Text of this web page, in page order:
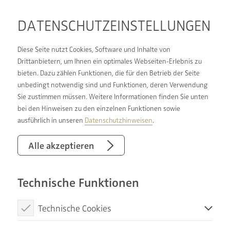
DATENSCHUTZ­EINSTELLUNGEN
Diese Seite nutzt Cookies, Software und Inhalte von
Drittanbietern, um Ihnen ein optimales Webseiten-Erlebnis zu
bieten. Dazu zählen Funktionen, die für den Betrieb der Seite
unbedingt notwendig sind und Funktionen, deren Verwendung
Sie zustimmen müssen. Weitere Informationen finden Sie unten
bei den Hinweisen zu den einzelnen Funktionen sowie
ausführlich in unseren Datenschutzhinweisen.
Alle akzeptieren
Technische Funktionen
Technische Cookies
BERATUNG, PLANUNG,
KOORDINATION &
AUSFÜHRUNG:
VIELFACH BEWÄHRTER
BADSANIERUNG